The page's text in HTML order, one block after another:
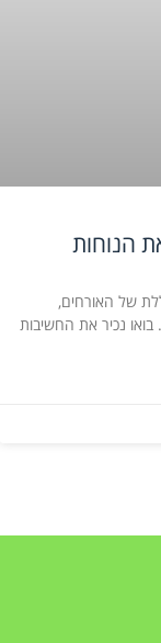
הנוחות
של האורחים,
בואו נכיר את החשיבות